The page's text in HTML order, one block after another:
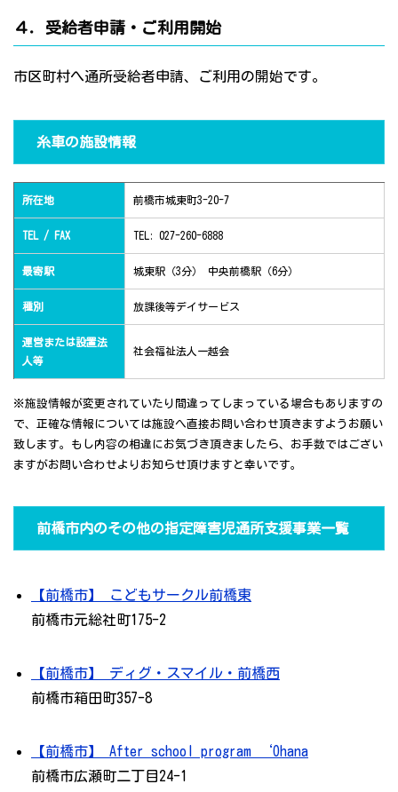
４．受給者申請・ご利用開始
市区町村へ通所受給者申請、ご利用の開始です。
糸車の施設情報
所在地 前橋市城東町3-20-7
TEL / FAX TEL: 027-260-6888
最寄駅 城東駅（3分） 中央前橋駅（6分）
種別 放課後等デイサービス
運営または設置法
人等
社会福祉法人一越会
※施設情報が変更されていたり間違ってしまっている場合もありますの
で、正確な情報については施設へ直接お問い合わせ頂きますようお願い
致します。もし内容の相違にお気づき頂きましたら、お手数ではござい
ますがお問い合わせよりお知らせ頂けますと幸いです。
前橋市内のその他の指定障害児通所支援事業一覧
【前橋市】 こどもサークル前橋東
前橋市元総社町175-2
【前橋市】 ディグ・スマイル・前橋西
前橋市箱田町357-8
【前橋市】 After school program ‘Ohana
前橋市広瀬町二丁目24-1